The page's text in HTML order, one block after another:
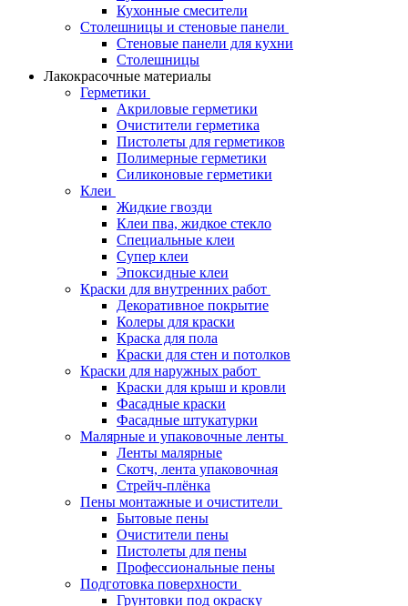
Кухонные смесители
Столешницы и стеновые панели
Стеновые панели для кухни
Столешницы
Лакокрасочные материалы
Герметики
Акриловые герметики
Очистители герметика
Пистолеты для герметиков
Полимерные герметики
Силиконовые герметики
Клеи
Жидкие гвозди
Клеи пва, жидкое стекло
Специальные клеи
Супер клеи
Эпоксидные клеи
Краски для внутренних работ
Декоративное покрытие
Колеры для краски
Краска для пола
Краски для стен и потолков
Краски для наружных работ
Краски для крыш и кровли
Фасадные краски
Фасадные штукатурки
Малярные и упаковочные ленты
Ленты малярные
Скотч, лента упаковочная
Стрейч-плёнка
Пены монтажные и очистители
Бытовые пены
Очистители пены
Пистолеты для пены
Профессиональные пены
Подготовка поверхности
Грунтовки под окраску